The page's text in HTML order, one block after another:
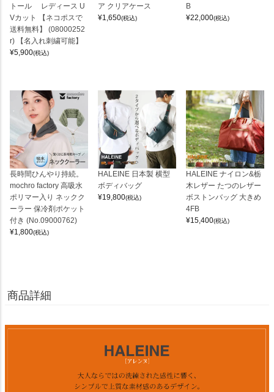
トール レディース U
Vカット 【ネコポスで
送料無料】 (08000252
r) 【名入れ刺繍可能】
¥5,900(税込)
ア クリアケース
¥1,650(税込)
B
¥22,000(税込)
長時間ひんやり持続。
mochro factory 高吸水
ポリマー入り ネックク
ーラー 保冷剤ポケット
付き (No.09000762)
¥1,800(税込)
HALEINE 日本製 横型
ボディバッグ
¥19,800(税込)
HALEINE ナイロン&栃
木レザー たつのレザー
ボストンバッグ 大きめ
4FB
¥15,400(税込)
商品詳細